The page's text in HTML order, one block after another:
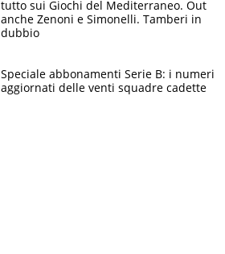
tutto sui Giochi del Mediterraneo. Out
anche Zenoni e Simonelli. Tamberi in
dubbio
Speciale abbonamenti Serie B: i numeri
aggiornati delle venti squadre cadette